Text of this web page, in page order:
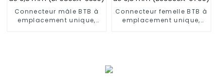
Connecteur mâle BTB à
emplacement unique,
Connecteur femelle BTB à
emplacement unique,